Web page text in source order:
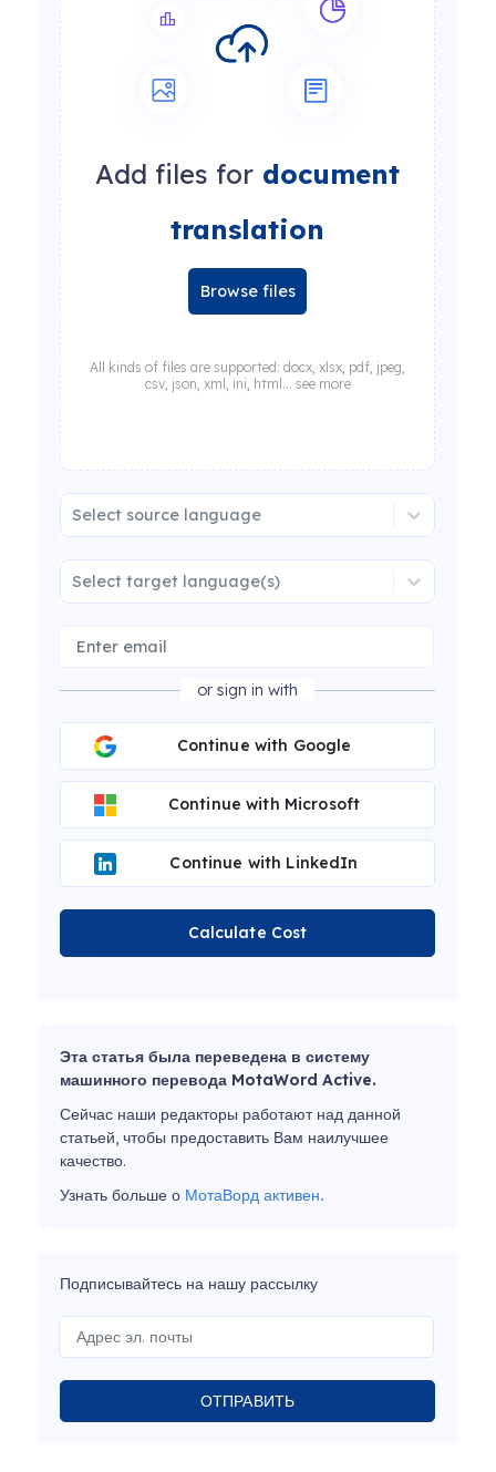
Add files for document
translation
Browse files
All kinds of files are supported: docx, xlsx, pdf, jpeg,
csv, json, xml, ini, html... see more
Select source language
Select target language(s)
or sign in with
Continue with Google
Continue with Microsoft
Continue with LinkedIn
Calculate Cost
Эта статья была переведена в систему
машинного перевода MotaWord Active.
Сейчас наши редакторы работают над данной
статьей, чтобы предоставить Вам наилучшее
качество.
Узнать больше о МотаВорд активен.
Подписывайтесь на нашу рассылку
ОТПРАВИТЬ